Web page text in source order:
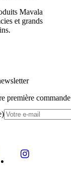
Mavala
et grands
première commande